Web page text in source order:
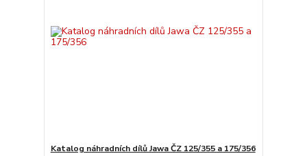
Katalog náhradních dílů Jawa ČZ 125/355 a 175/356